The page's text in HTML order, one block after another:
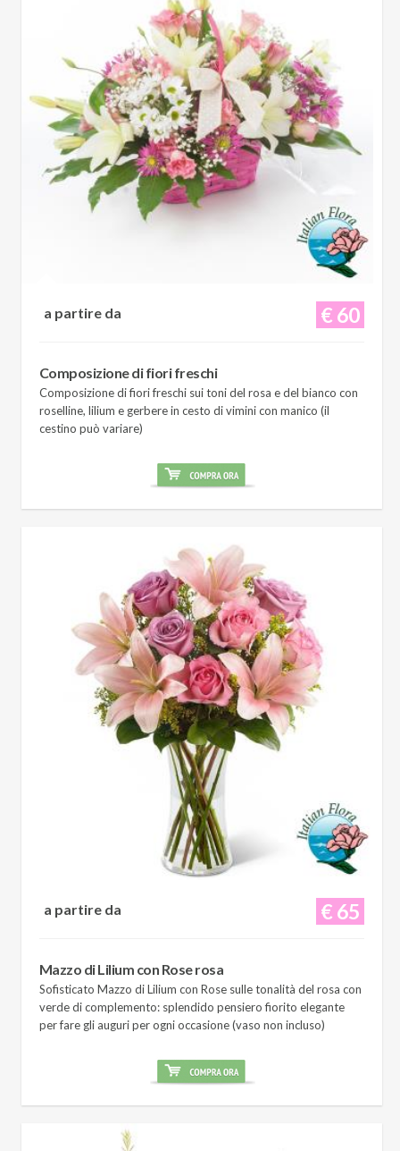
€ 60
a partire da
Composizione di fiori freschi
Composizione di fiori freschi sui toni del rosa e del bianco con
roselline, lilium e gerbere in cesto di vimini con manico (il
cestino può variare)
€ 65
a partire da
Mazzo di Lilium con Rose rosa
Sofisticato Mazzo di Lilium con Rose sulle tonalità del rosa con
verde di complemento: splendido pensiero fiorito elegante
per fare gli auguri per ogni occasione (vaso non incluso)